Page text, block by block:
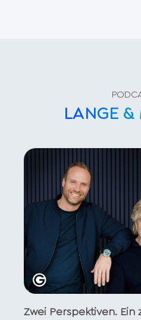
LANGE &
Zwei Perspektiven. Ein